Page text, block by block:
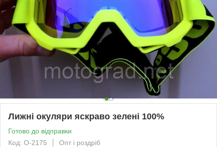
Лижні окуляри яскраво зелені 100%
Готово до відправки
Код: O-2175
Опт і роздріб